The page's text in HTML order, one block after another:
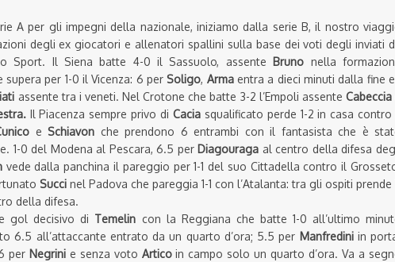
A per gli impegni della nazionale, iniziamo dalla serie B, il nostro
degli ex giocatori e allenatori spallini sulla base dei voti degli inviati
Sport. Il Siena batte 4-0 il Sassuolo, assente Bruno nella
supera per 1-0 il Vicenza: 6 perSoligo, Armaentra a dieci minuti dalla fine
assente tra i veneti. Nel Crotone che batte 3-2 l’Empoli assente Cabeccia
Il Piacenza sempre privo di Caciasqualificato perde 1-2 in casa contro
e Schiavon che prendono 6 entrambi con il fantasista che è
1-0 del Modena al Pescara, 6.5 per Diagouraga al centro della difesa
vede dalla panchina il pareggio per 1-1 del suo Cittadella contro il
Succi nel Padova che pareggia 1-1 con l’Atalanta: tra gli ospiti prende
della difesa.
gol decisivo di Temelin con la Reggiana che batte 1-0 all’ultimo
6.5 all’attaccante entrato da un quarto d’ora; 5.5 per Manfrediniin
per Negrinie senza voto Articoin campo solo un quarto d’ora. Va a